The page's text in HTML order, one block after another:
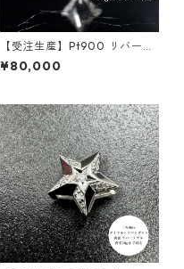
【受注生産】Pt900 リバーシ
ブルペンダント｜額縁フレー
ム〈ロンバス ベース50g用〉
¥80,000